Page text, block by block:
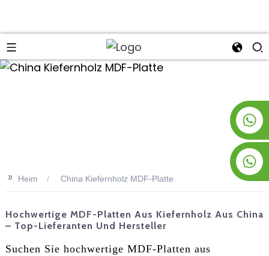
>>
Heim China Kiefernholz MDF-Platte
Hochwertige MDF-Platten Aus Kiefernholz Aus China
– Top-Lieferanten Und Hersteller
Suchen Sie hochwertige MDF-Platten aus